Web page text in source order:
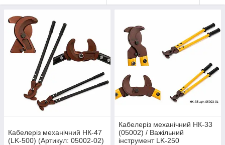
Кабелеріз механічний НК-47
(LK-500) (Артикул: 05002-02)
Кабелеріз механічний НК-33
(05002) / Важільний
інструмент LK-250